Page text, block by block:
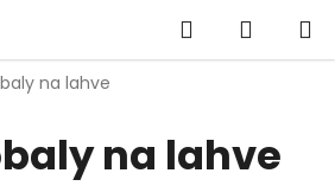
Hledat
KOŠÍK
na lahve
na lahve